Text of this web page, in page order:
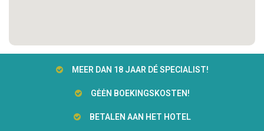
MEER DAN 18 JAAR DÉ SPECIALIST!
GĖĖN BOEKINGSKOSTEN!
BETALEN AAN HET HOTEL